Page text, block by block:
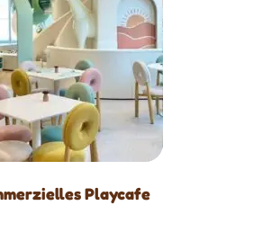
Playcafe